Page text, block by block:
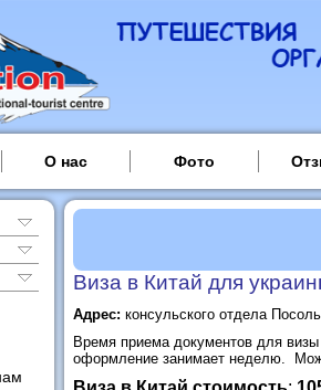
О нас Фото
Виза в Китай для
Адрес: консульского отдела
Время приема документов для
оформление занимает неделю.